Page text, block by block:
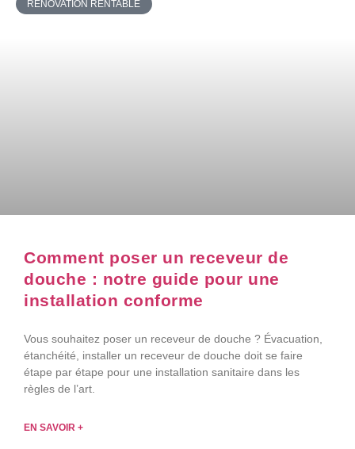
RÉNOVATION RENTABLE
Comment poser un receveur de
douche : notre guide pour une
installation conforme
Vous souhaitez poser un receveur de douche ? Évacuation,
étanchéité, installer un receveur de douche doit se faire
étape par étape pour une installation sanitaire dans les
règles de l’art.
EN SAVOIR +